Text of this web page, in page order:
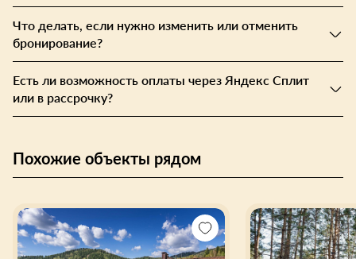
Что делать, если нужно изменить или отменить
бронирование?
Есть ли возможность оплаты через Яндекс Сплит
или в рассрочку?
Похожие объекты рядом